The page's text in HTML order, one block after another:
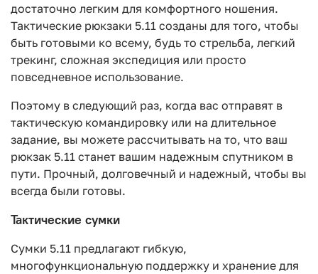
достаточно легким для комфортного ношения.
Тактические рюкзаки 5.11 созданы для того, чтобы
быть готовыми ко всему, будь то стрельба, легкий
трекинг, сложная экспедиция или просто
повседневное использование.
Поэтому в следующий раз, когда вас отправят в
тактическую командировку или на длительное
задание, вы можете рассчитывать на то, что ваш
рюкзак 5.11 станет вашим надежным спутником в
пути. Прочный, долговечный и надежный, чтобы вы
всегда были готовы.
Тактические сумки
Сумки 5.11 предлагают гибкую,
многофункциональную поддержку и хранение для